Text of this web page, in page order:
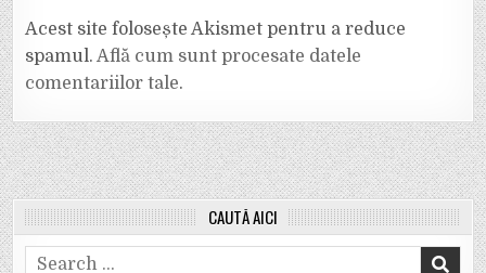
Acest site folosește Akismet pentru a reduce
spamul.Află cum sunt procesate datele
comentariilor tale.
CAUTĂ AICI
Search